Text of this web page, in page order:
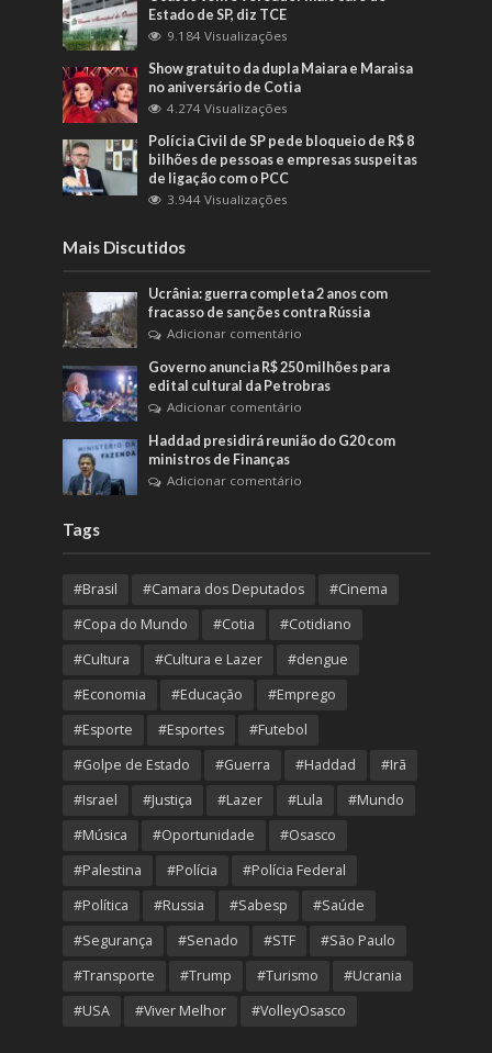
Estado de SP, diz TCE
9.184 Visualizações
Show gratuito da dupla Maiara e Maraisa
no aniversário de Cotia
4.274 Visualizações
Polícia Civil de SP pede bloqueio de R$ 8
bilhões de pessoas e empresas suspeitas
de ligação com o PCC
3.944 Visualizações
Mais Discutidos
Ucrânia: guerra completa 2 anos com
fracasso de sanções contra Rússia
Adicionar comentário
Governo anuncia R$ 250 milhões para
edital cultural da Petrobras
Adicionar comentário
Haddad presidirá reunião do G20 com
ministros de Finanças
Adicionar comentário
Tags
#Brasil #Camara dos Deputados
#Cinema
#Copa do Mundo
#Cotia
#Cotidiano
#Cultura
#Cultura e Lazer
#dengue
#Economia
#Educação
#Emprego
#Esporte
#Esportes
#Futebol
#Golpe de Estado
#Guerra #Haddad
#Irã
#Israel
#Justiça #Lazer #Lula
#Mundo
#Música
#Oportunidade
#Osasco
#Palestina
#Polícia
#Polícia Federal
#Política
#Russia #Sabesp
#Saúde
#Segurança
#Senado #STF
#São Paulo
#Transporte
#Trump #Turismo
#Ucrania
#USA
#Viver Melhor #VolleyOsasco